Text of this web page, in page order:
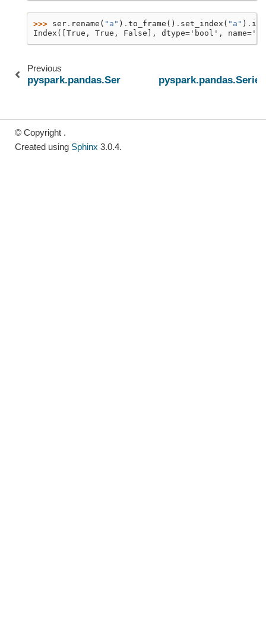
>>> ser . rename ( "a" ) . to_frame () . set_index ( "a" ) .
Index([True, True, False], dtype='bool',
Previous
pyspark.pandas.Series.isnull
© Copyright .
Created using Sphinx 3.0.4.